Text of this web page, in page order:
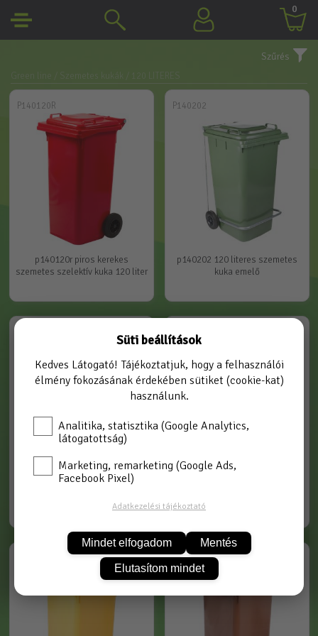
0
Szűrés
P140120R
p140120r piros kerekes
szemetes szelektív kuka 120 liter
P140202
p140202 120 literes szemetes
kuka emelő
p140120e zöld kerekes
P140120B
P140120M
Süti beállítások
Kedves Látogató! Tájékoztatjuk, hogy a felhasználói
élmény fokozásának érdekében sütiket (cookie-kat)
használunk.
Analitika, statisztika (Google Analytics,
látogatottság)
Marketing, remarketing (Google Ads,
Facebook Pixel)
Adatkezelési tájékoztató
Mindet elfogadom Mentés
Elutasítom mindet